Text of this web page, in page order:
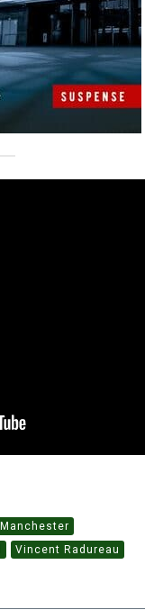
Manchester
Vincent Radureau